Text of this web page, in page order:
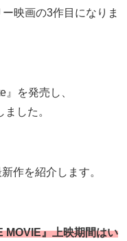
映画の3作目になりま
を発売し、
した。
作を紹介します。
』上映期間はい